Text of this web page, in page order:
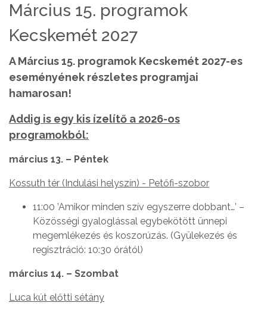
Március 15. programok
Kecskemét 2027
A Március 15. programok Kecskemét 2027-es
eseményének részletes programjai
hamarosan!
Addig is egy kis ízelítő a 2026-os
programokból:
március 13. – Péntek
Kossuth tér (Indulási helyszín) - Petőfi-szobor
11:00 ’Amikor minden szív egyszerre dobbant…’ –
Közösségi gyaloglással egybekötött ünnepi
megemlékezés és koszorúzás. (Gyülekezés és
regisztráció: 10:30 órától)
március 14. – Szombat
Luca kút előtti sétány